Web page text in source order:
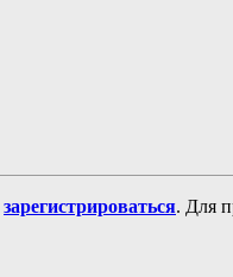
зарегистрироваться. Для